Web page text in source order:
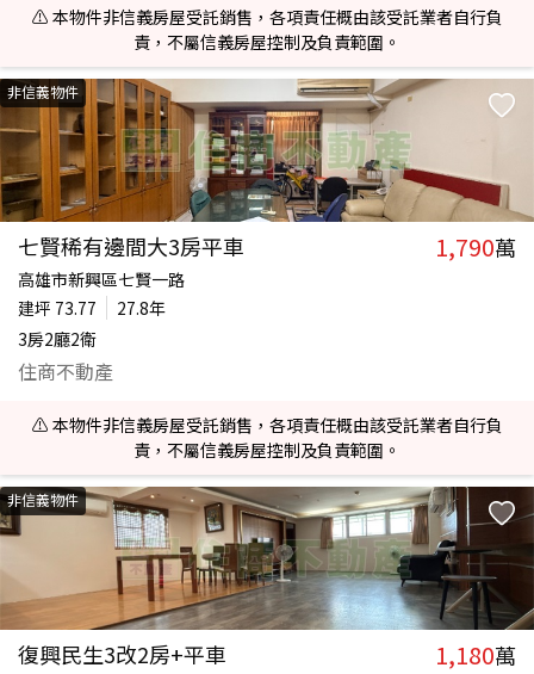
⚠️ 本物件非信義房屋受託銷售，各項責任概由該受託業者自行負
責，不屬信義房屋控制及負責範圍。
非信義物件
七賢稀有邊間大3房平車 1,790萬
高雄市新興區七賢一路
建坪 73.77
27.8年
3房2廳2衛
住商不動產
⚠️ 本物件非信義房屋受託銷售，各項責任概由該受託業者自行負
責，不屬信義房屋控制及負責範圍。
非信義物件
復興民生3改2房+平車 1,180萬